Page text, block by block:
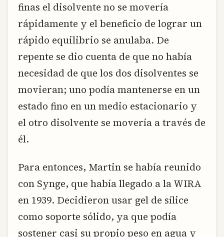
finas el disolvente no se movería
rápidamente y el beneficio de lograr un
rápido equilibrio se anulaba. De
repente se dio cuenta de que no había
necesidad de que los dos disolventes se
movieran; uno podía mantenerse en un
estado fino en un medio estacionario y
el otro disolvente se movería a través de
él.
Para entonces, Martin se había reunido
con Synge, que había llegado a la WIRA
en 1939. Decidieron usar gel de sílice
como soporte sólido, ya que podía
sostener casi su propio peso en agua y